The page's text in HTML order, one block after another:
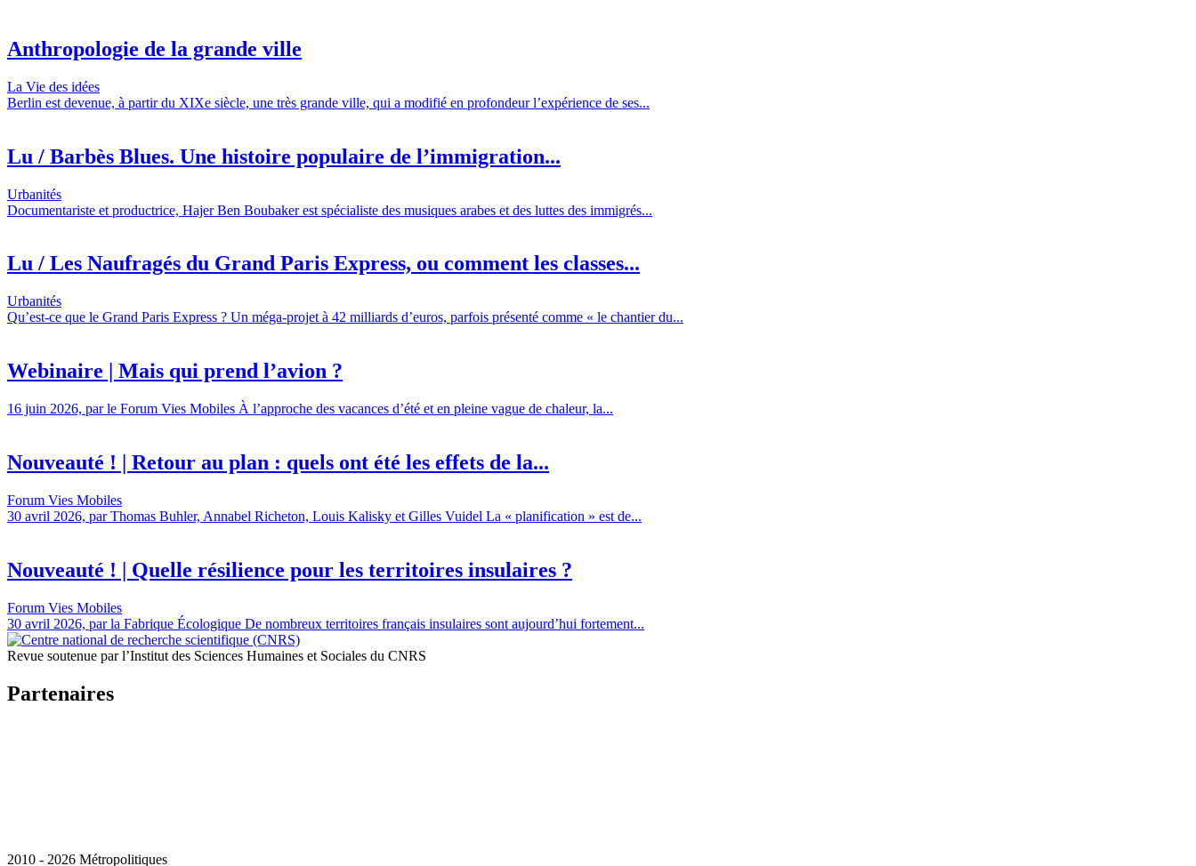
Anthropologie de la grande ville
La Vie des idées
Berlin est devenue, à partir du XIXe siècle, une très grande ville, qui a modifié en profondeur l’expérience de ses...
Lu / Barbès Blues. Une histoire populaire de l’immigration...
Urbanités
Documentariste et productrice, Hajer Ben Boubaker est spécialiste des musiques arabes et des luttes des immigrés...
Lu / Les Naufragés du Grand Paris Express, ou comment les classes...
Urbanités
Qu’est-ce que le Grand Paris Express ? Un méga-projet à 42 milliards d’euros, parfois présenté comme « le chantier du...
Webinaire | Mais qui prend l’avion ?
16 juin 2026, par le Forum Vies Mobiles À l’approche des vacances d’été et en pleine vague de chaleur, la...
Nouveauté ! | Retour au plan : quels ont été les effets de la...
Forum Vies Mobiles
30 avril 2026, par Thomas Buhler, Annabel Richeton, Louis Kalisky et Gilles Vuidel La « planification » est de...
Nouveauté ! | Quelle résilience pour les territoires insulaires ?
Forum Vies Mobiles
30 avril 2026, par la Fabrique Écologique De nombreux territoires français insulaires sont aujourd’hui fortement...
Revue soutenue par l’Institut des Sciences Humaines et Sociales du CNRS
Partenaires
2010 - 2026 Métropolitiques